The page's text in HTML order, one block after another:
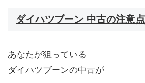
ダイハツブーン 中古の注意点
あなたが狙っている
ダイハツブーンの中古が